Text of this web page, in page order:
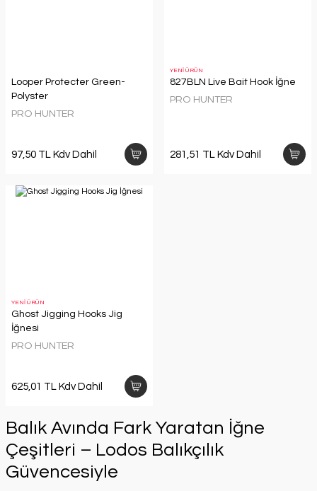
Looper Protecter Green-
Polyster
PRO HUNTER
97,50 TL Kdv Dahil
YENİ ÜRÜN
827BLN Live Bait Hook İğne
PRO HUNTER
281,51 TL Kdv Dahil
YENİ ÜRÜN
Ghost Jigging Hooks Jig
İğnesi
PRO HUNTER
625,01 TL Kdv Dahil
Balık Avında Fark Yaratan İğne
Çeşitleri – Lodos Balıkçılık
Güvencesiyle